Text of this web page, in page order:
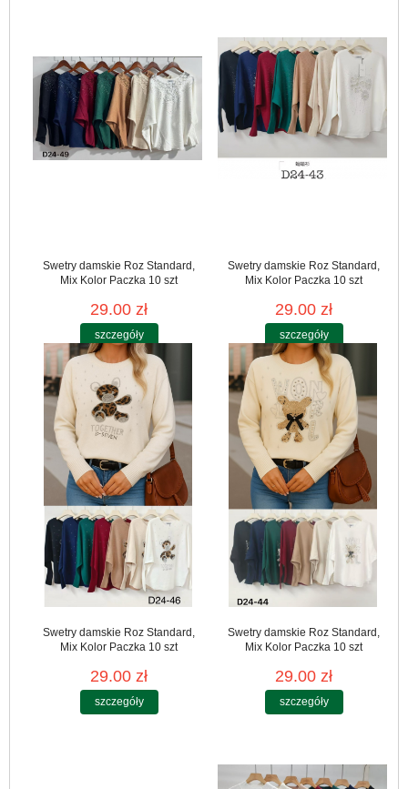
Swetry damskie Roz Standard,
Mix Kolor Paczka 10 szt
29.00 zł
szczegóły
Swetry damskie Roz Standard,
Mix Kolor Paczka 10 szt
29.00 zł
szczegóły
Swetry damskie Roz Standard,
Mix Kolor Paczka 10 szt
29.00 zł
szczegóły
Swetry damskie Roz Standard,
Mix Kolor Paczka 10 szt
29.00 zł
szczegóły